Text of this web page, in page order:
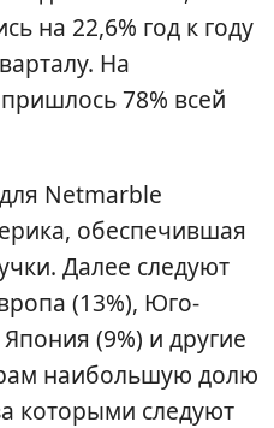
на 22,6% год к году
На
78% всей
Netmarble
обеспечившая
Далее следуют
(13%), Юго-
(9%) и другие
наибольшую долю
которыми следуют